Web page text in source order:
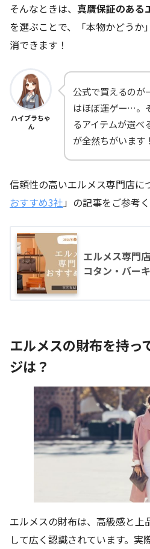
そんなときは、 真贋保証のある
を選ぶことで、「本物かどうか
消できます！
ハイブラちゃ
ん
公式で買えるのが
はほぼ運ゲー…。
るアイテムが選べ
が全然ちがいます！
信頼性の高いエルメス専門店に
おすすめ3社 」の記事をご参考
エルメス専門
コタン・バー
エルメスの財布を持っ
ジは？
エルメスの財布は、高級感と上
して広く認識されています。実